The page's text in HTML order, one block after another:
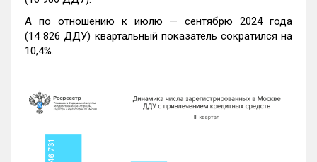
А по отношению к июлю — сентябрю 2024 года
(14 826 ДДУ) квартальный показатель сократился на
10,4%.